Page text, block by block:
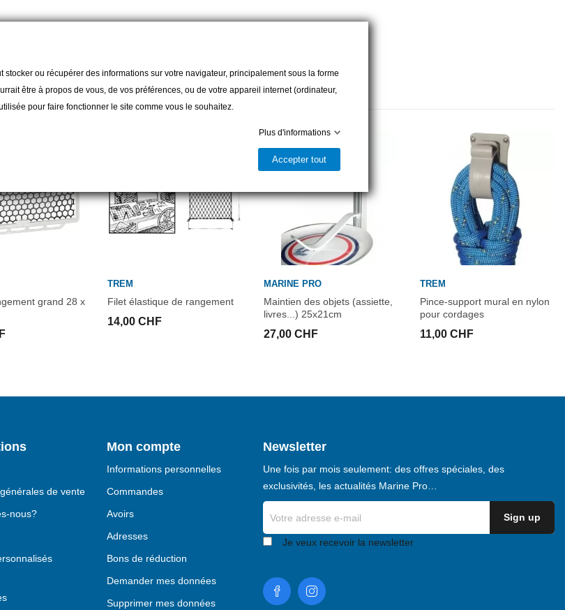
grand 28 x
TREM
Filet élastique de rangement
14,00 CHF
MARINE PRO
Maintien des objets (assiette,
livres...) 25x21cm
27,00 CHF
TREM
Pince-support mural en nylon
pour cordages
11,00 CHF
de vente
nous?
Mon compte
Informations personnelles
Commandes
Avoirs
Adresses
Bons de réduction
Demander mes données
Supprimer mes données
Newsletter
Une fois par mois seulement: des offres spéciales, des
exclusivités, les actualités Marine Pro…
Je veux recevoir la newsletter
stocker ou récupérer des informations sur votre navigateur, principalement sous la forme
être à propos de vous, de vos préférences, ou de votre appareil internet (ordinateur,
pour faire fonctionner le site comme vous le souhaitez.
Plus d'informations
Accepter tout